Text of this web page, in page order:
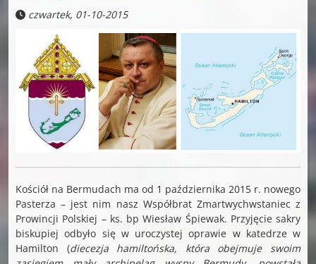
czwartek, 01-10-2015
Kościół na Bermudach ma od 1 października 2015 r. nowego
Pasterza – jest nim nasz Współbrat Zmartwychwstaniec z
Prowincji Polskiej – ks. bp Wiesław Śpiewak. Przyjęcie sakry
biskupiej odbyło się w uroczystej oprawie w katedrze w
Hamilton (diecezja hamiltońska, która obejmuje swoim